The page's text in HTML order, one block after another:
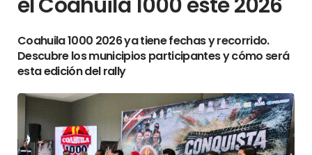
Coahuila 1000 2026 ya tiene fechas y recorrido.
Descubre los municipios participantes y cómo será
esta edición del rally